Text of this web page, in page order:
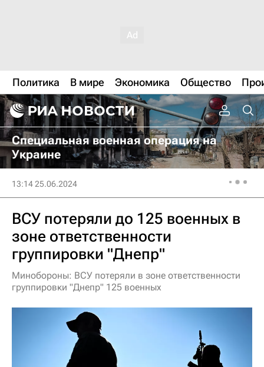
Политика В мире Экономика Общество
Специальная военная операция на
Украине
13:14 25.06.2024
ВСУ потеряли до 125 военных в
зоне ответственности
группировки "Днепр"
Минобороны: ВСУ потеряли в зоне ответственности
группировки "Днепр" 125 военных